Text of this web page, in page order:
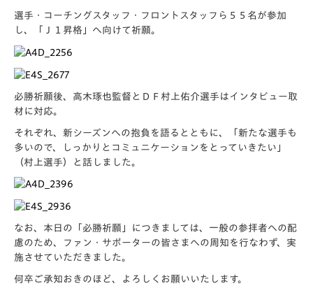
選手・コーチングスタッフ・フロントスタッフら５５名が参加
し、「Ｊ１昇格」へ向けて祈願。
必勝祈願後、高木琢也監督とＤＦ村上佑介選手はインタビュー取
材に対応。
それぞれ、新シーズンへの抱負を語るとともに、「新たな選手も
多いので、しっかりとコミュニケーションをとっていきたい」
（村上選手）と話しました。
なお、本日の「必勝祈願」につきましては、一般の参拝者への配
慮のため、ファン・サポーターの皆さまへの周知を行なわず、実
施させていただきました。
何卒ご承知おきのほど、よろしくお願いいたします。